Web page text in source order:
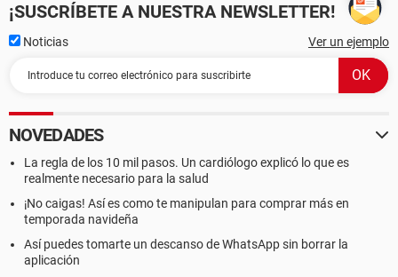
¡SUSCRÍBETE A NUESTRA NEWSLETTER!
Noticias Ver un ejemplo
NOVEDADES
La regla de los 10 mil pasos. Un cardiólogo explicó lo que es
realmente necesario para la salud
¡No caigas! Así es como te manipulan para comprar más en
temporada navideña
Así puedes tomarte un descanso de WhatsApp sin borrar la
aplicación